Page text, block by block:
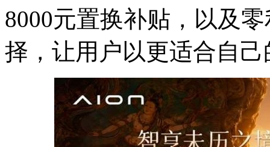
8000元置换补贴，以及
择，让用户以更适合自